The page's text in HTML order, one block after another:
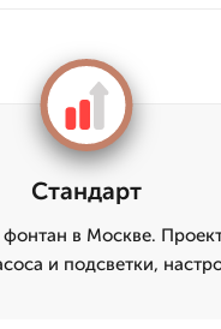
Стандарт
в Москве.
и подсветки,